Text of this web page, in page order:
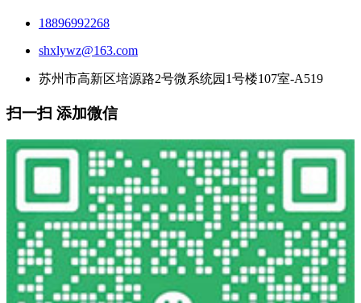
18896992268
shxlywz@163.com
苏州市高新区培源路2号微系统园1号楼107室-A519
扫一扫 添加微信